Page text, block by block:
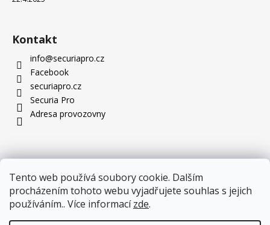
Tento web používá soubory cookie. Dalším
procházením tohoto webu vyjadřujete souhlas s jejich
používáním.. Více informacízde.
Kontakt
info@securiapro.cz
Facebook
securiapro.cz
Securia Pro
Adresa provozovny